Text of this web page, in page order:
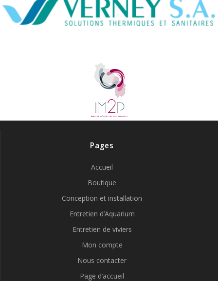
Pages
Accueil
Boutique
Conception et installation
Entretien d’Aquarium
Entretien de viviers
Mon compte
Nous contacter
Page d’accueil